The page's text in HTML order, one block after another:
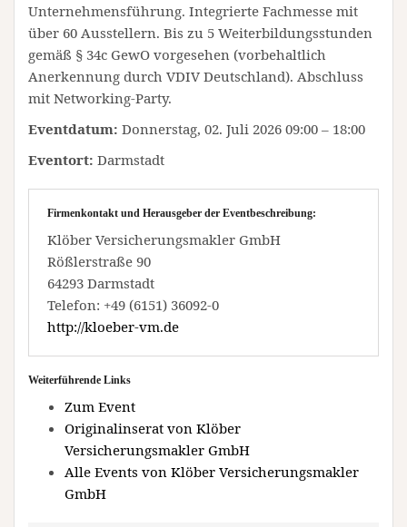
Unternehmensführung. Integrierte Fachmesse mit
über 60 Ausstellern. Bis zu 5 Weiterbildungsstunden
gemäß § 34c GewO vorgesehen (vorbehaltlich
Anerkennung durch VDIV Deutschland). Abschluss
mit Networking-Party.
Eventdatum: Donnerstag, 02. Juli 2026 09:00 – 18:00
Eventort: Darmstadt
Firmenkontakt und Herausgeber der Eventbeschreibung:
Klöber Versicherungsmakler GmbH
Rößlerstraße 90
64293 Darmstadt
Telefon: +49 (6151) 36092-0
http://kloeber-vm.de
Weiterführende Links
Zum Event
Originalinserat von Klöber
Versicherungsmakler GmbH
Alle Events von Klöber Versicherungsmakler
GmbH